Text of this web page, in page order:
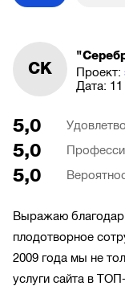
СК
Проект:
Дата:
5,0
5,0
5,0
Выражаю
плодотворное
2009 года мы не
услуги сайта в